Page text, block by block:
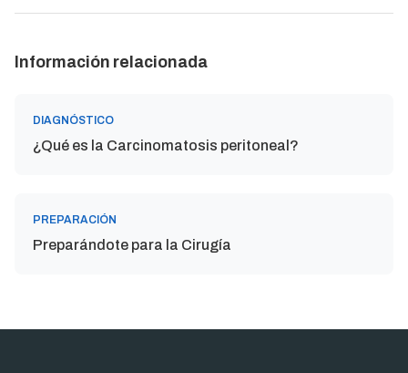
Información relacionada
DIAGNÓSTICO
¿Qué es la Carcinomatosis peritoneal?
PREPARACIÓN
Preparándote para la Cirugía